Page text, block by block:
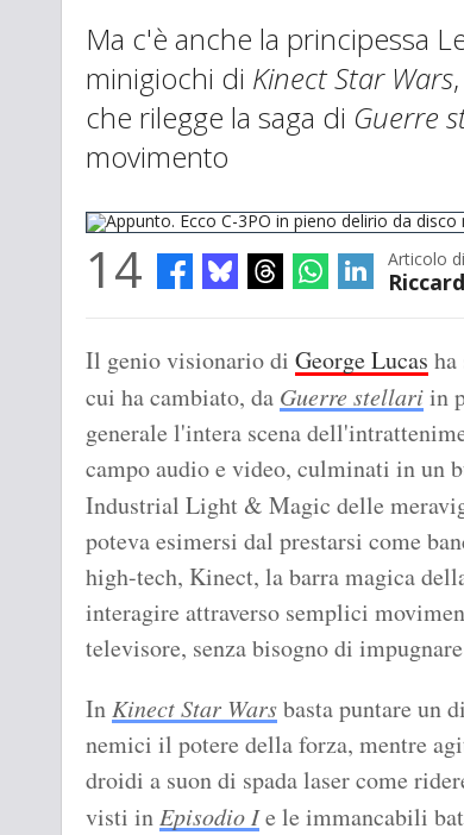
Ma c'è anche la principessa
minigiochi di Kinect Star Wars
che rilegge la saga di Guerre
movimento
14 Articolo di
Il genio visionario di George Lucas
cui ha cambiato, da Guerre stellariin
generale l'intera scena
campo audio e video, culminati in un
Industrial Light & Magic delle
poteva esimersi dal prestarsi come
high-tech, Kinect, la barra magica
interagire attraverso semplici
televisore, senza bisogno di
InKinect Star Warsbasta puntare un
nemici il potere della forza, mentre
droidi a suon di spada laser come
visti inEpisodio Ie le immancabili